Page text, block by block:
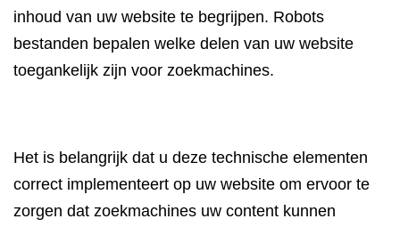
inhoud van uw website te begrijpen. Robots
bestanden bepalen welke delen van uw website
toegankelijk zijn voor zoekmachines.
Het is belangrijk dat u deze technische elementen
correct implementeert op uw website om ervoor te
zorgen dat zoekmachines uw content kunnen